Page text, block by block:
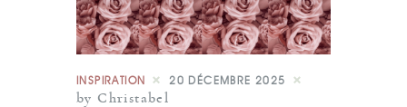
INSPIRATION 20 DÉCEMBRE 2025
by Christabel